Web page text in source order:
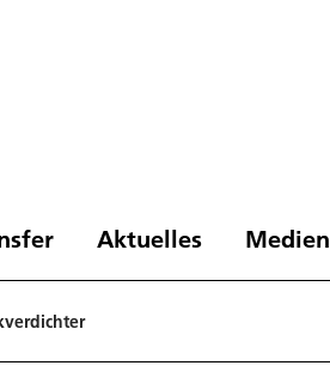
Aktuelles Medien